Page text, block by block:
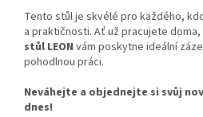
Tento stůl je skvélé pro každého,
a praktičnosti. Ať už pracujete
stůl LEON vám poskytne ideální
pohodlnou práci.
Neváhejte a objednejte si svůj
dnes!